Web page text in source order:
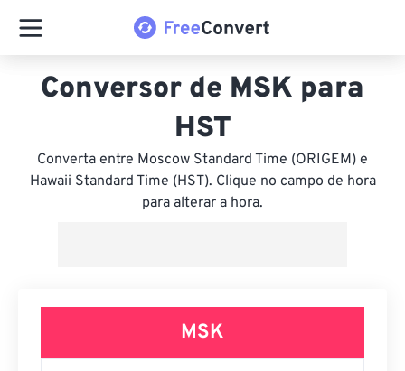
Conversor de MSK para
HST
Converta entre Moscow Standard Time (ORIGEM) e
Hawaii Standard Time (HST). Clique no campo de hora
para alterar a hora.
MSK